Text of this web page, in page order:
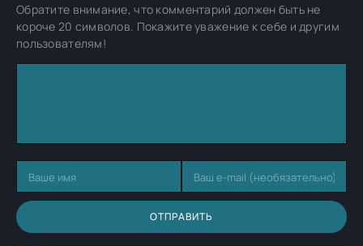
Обратите внимание, что комментарий должен быть не
короче 20 символов. Покажите уважение к себе и другим
пользователям!
ОТПРАВИТЬ